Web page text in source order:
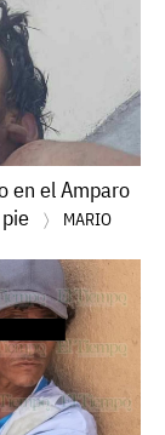
en el Amparo
MARIO